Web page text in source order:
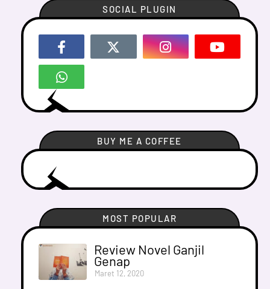
SOCIAL PLUGIN
BUY ME A COFFEE
MOST POPULAR
Review Novel Ganjil
Genap
Maret 12, 2020